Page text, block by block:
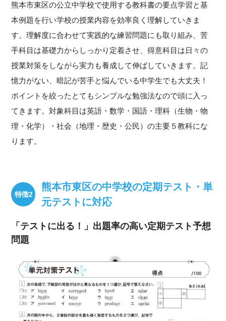
熊本市東区の公立中学校で使用する教科書の要点学習と基
本例題を行い学校の授業内容を効率良く理解していきま
す。理解度に合わせて実践的な練習問題にも取り組み、苦
手科目は基礎力からしっかり定着させ、得意科目は日々の
授業対策をしながら実力も養成して伸ばしていきます。記
憶力がない、暗記が苦手と悩んでいる中学生でも大丈夫！
ポイントを絞ったとてもシンプルな勉強法なので頭に入っ
てきます。対象科目は英語・数学・国語・理科（生物・物
理・化学）・社会（地理・歴史・公民）の主要５教科にな
ります。
熊本市東区の中学校の定期テスト・単
元テストに対応
「テストに出る！」出題率の高い定期テスト予想
問題